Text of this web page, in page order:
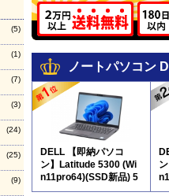
(5)
(1)
(7)
(3)
(24)
(25)
(9)
ノートパソコン
DELL 【即納パソコ
ン】Latitude 5300 (Wi
n11pro64)(SSD新品) 5
N8